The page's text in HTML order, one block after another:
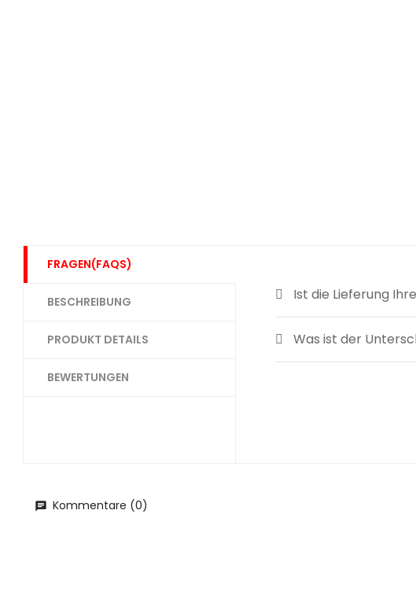
FRAGEN(FAQS)
BESCHREIBUNG
PRODUKT DETAILS
BEWERTUNGEN
Ist die Lieferung
Was ist der
Kommentare (0)